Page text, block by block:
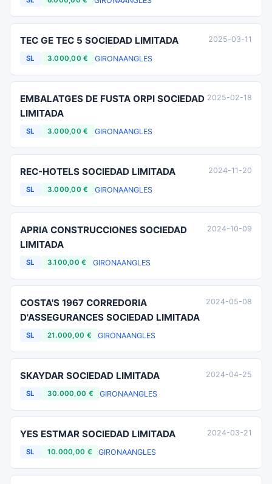
TEC GE TEC 5 SOCIEDAD LIMITADA
SL 3.000,00 € GIRONAANGLES
2025-03-11
EMBALATGES DE FUSTA ORPI SOCIEDAD
LIMITADA
SL 3.000,00 € GIRONAANGLES
2025-02-18
REC-HOTELS SOCIEDAD LIMITADA
SL 3.000,00 € GIRONAANGLES
2024-11-20
APRIA CONSTRUCCIONES SOCIEDAD
LIMITADA
SL 3.100,00 € GIRONAANGLES
2024-10-09
COSTA'S 1967 CORREDORIA
D'ASSEGURANCES SOCIEDAD LIMITADA
SL 21.000,00 € GIRONAANGLES
2024-05-08
SKAYDAR SOCIEDAD LIMITADA
SL 30.000,00 € GIRONAANGLES
2024-04-25
YES ESTMAR SOCIEDAD LIMITADA
SL 10.000,00 € GIRONAANGLES
2024-03-21